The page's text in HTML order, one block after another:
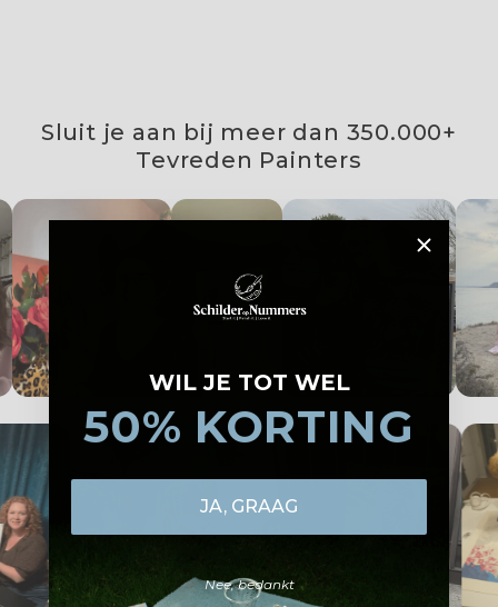
Sluit je aan bij meer dan 350.000+
Tevreden Painters
WIL JE TOT WEL
50% KORTING
JA, GRAAG
Nee, bedankt